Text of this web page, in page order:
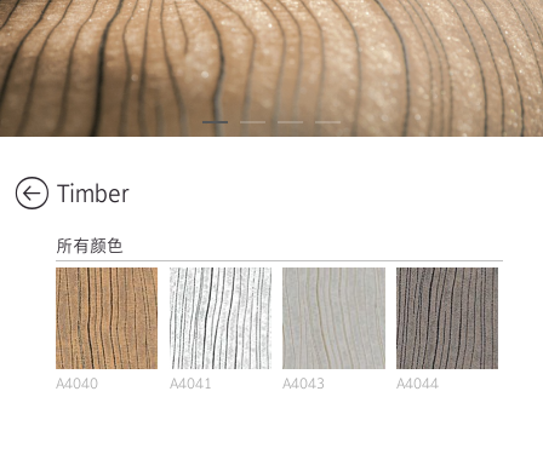
Timber
所有颜色
A4040 A4041 A4043 A4044